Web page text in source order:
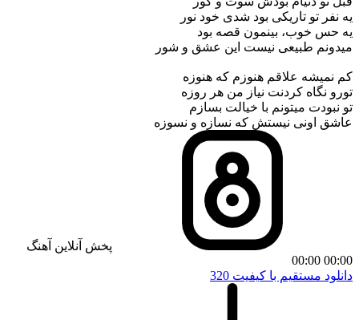
یه نفر تو تاریکی بود شدی خود نور
یه حس خوب، بینمون قصه بود
میدونم طبیعی نیست این عشق و شور
کم نمیشه علاقم هنوزم که هنوزه
تورو نگاه کردنت نیاز من هر روزه
تو نبودت میتونم با خیالت بسازم
عاشق اونی نیستش که نسازه و نسوزه
پخش آنلاین آهنگ
00:00
00:00
دانلود مستقیم با کیفیت 320